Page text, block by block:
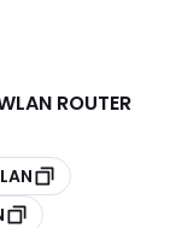
ROUTER